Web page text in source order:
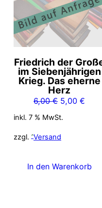
Friedrich der
im Siebenjährigen
Krieg. Das eherne
Herz
6,00€
6,00 €
5,00€
inkl. 7 % MwSt.
zzgl. Versand
In den Warenkorb